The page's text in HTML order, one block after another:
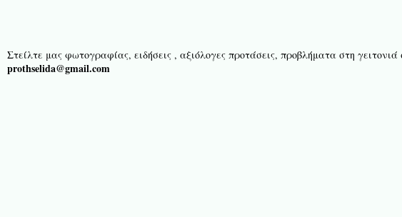
Στείλτε μας φωτογραφίας, ειδήσεις , αξιόλογες προτάσεις, προβλήματα στη
prothselida@gmail.com